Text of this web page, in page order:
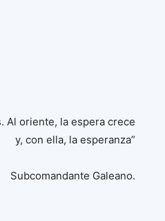
Al oriente, la espera crece
y, con ella, la esperanza”
Subcomandante Galeano.